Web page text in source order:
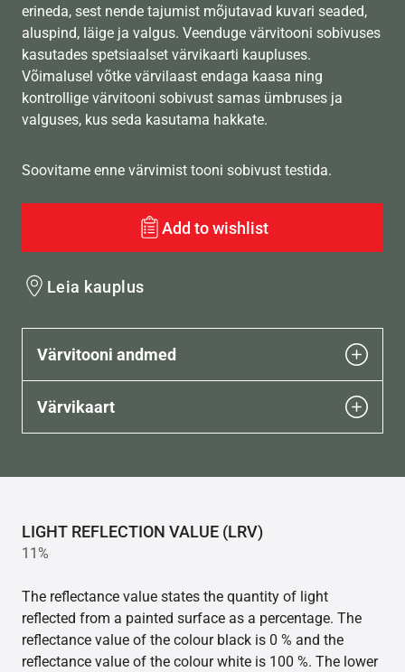
erineda, sest nende tajumist mõjutavad kuvari seaded,
aluspind, läige ja valgus. Veenduge värvitooni sobivuses
kasutades spetsiaalset värvikaarti kaupluses.
Võimalusel võtke värvilaast endaga kaasa ning
kontrollige värvitooni sobivust samas ümbruses ja
valguses, kus seda kasutama hakkate.
Soovitame enne värvimist tooni sobivust testida.
Add to wishlist
Leia kauplus
Värvitooni andmed
Värvikaart
LIGHT REFLECTION VALUE (LRV)
11%
The reflectance value states the quantity of light
reflected from a painted surface as a percentage. The
reflectance value of the colour black is 0 % and the
reflectance value of the colour white is 100 %. The lower